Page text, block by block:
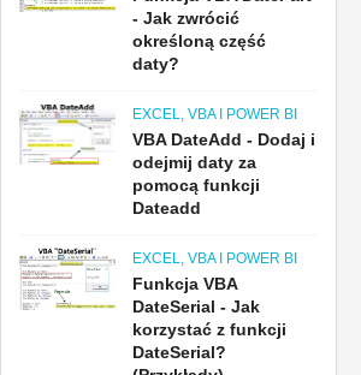
- Jak zwrócić
określoną część
daty?
EXCEL, VBA I POWER BI
VBA DateAdd - Dodaj i
odejmij daty za
pomocą funkcji
Dateadd
EXCEL, VBA I POWER BI
Funkcja VBA
DateSerial - Jak
korzystać z funkcji
DateSerial?